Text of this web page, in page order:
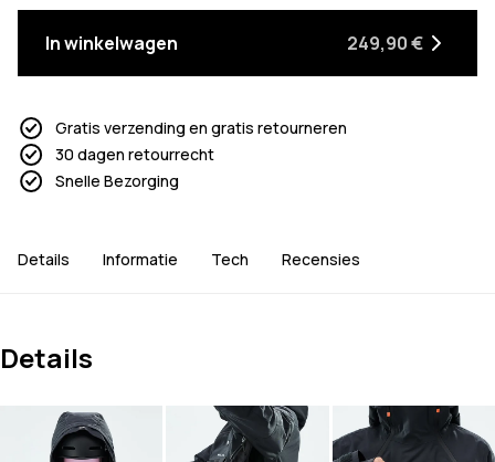
In winkelwagen 249,90 €
Gratis verzending en gratis retourneren
30 dagen retourrecht
Snelle Bezorging
Details Informatie Tech Recensies
Details